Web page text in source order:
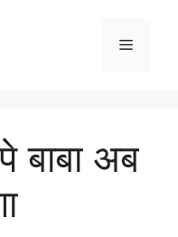
Menu
बाबा अब